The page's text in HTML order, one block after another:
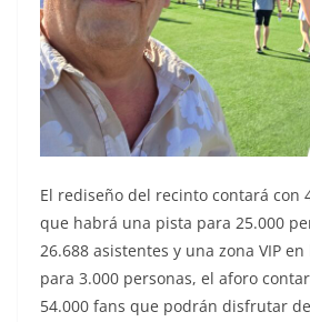
El rediseño del recinto contará con
que habrá una pista para 25.000
26.688 asistentes y una zona VIP
para 3.000 personas, el aforo
54.000 fans que podrán disfrutar